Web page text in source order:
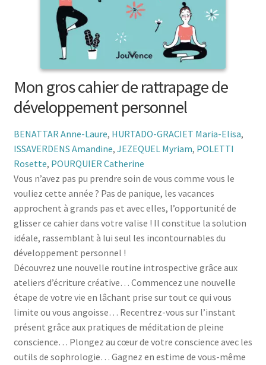
Collections
Mon gros cahier de rattrapage de
développement personnel
BENATTAR Anne-Laure, HURTADO-GRACIET Maria-Elisa,
ISSAVERDENS Amandine, JEZEQUEL Myriam, POLETTI
Rosette, POURQUIER Catherine
Vous n’avez pas pu prendre soin de vous comme vous le
vouliez cette année ? Pas de panique, les vacances
approchent à grands pas et avec elles, l’opportunité de
glisser ce cahier dans votre valise ! Il constitue la solution
idéale, rassemblant à lui seul les incontournables du
développement personnel !
Découvrez une nouvelle routine introspective grâce aux
ateliers d’écriture créative… Commencez une nouvelle
étape de votre vie en lâchant prise sur tout ce qui vous
limite ou vous angoisse… Recentrez-vous sur l’instant
présent grâce aux pratiques de méditation de pleine
conscience… Plongez au cœur de votre conscience avec les
outils de sophrologie… Gagnez en estime de vous-même